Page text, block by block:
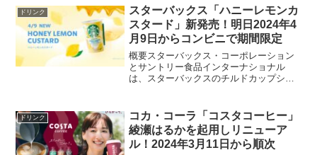
別）となっています。商品の特徴宇治抹
茶10...
ドリンク
スターバックス「ハニーレモンカ
スタード」新発売！明日2024年4
月9日からコンビニで期間限定
概要スターバックス・コーポレーション
とサントリー食品インターナショナル
は、スターバックスのチルドカップシリ
期間限定販売します。この200mLカップ
入りの新フレーバ...
ドリンク
コカ・コーラ「コスタコーヒー」
綾瀬はるかを起用しリニューア
ル！2024年3月11日から順次